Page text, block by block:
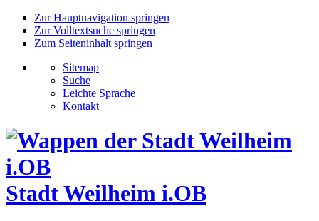
Zur Hauptnavigation springen
Zur Volltextsuche springen
Zum Seiteninhalt springen
Sitemap
Suche
Leichte Sprache
Kontakt
Stadt Weilheim i.OB